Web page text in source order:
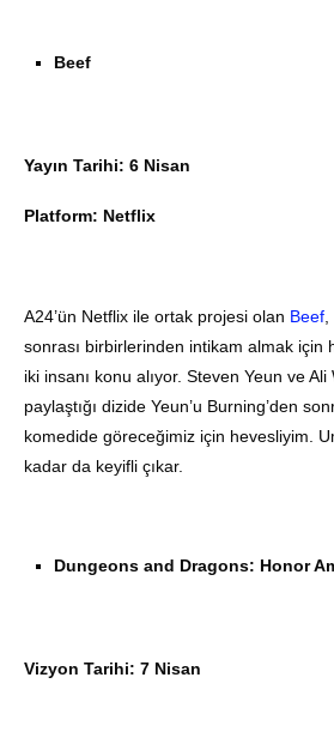
Beef
Yayın Tarihi: 6 Nisan
Platform: Netflix
A24’ün Netflix ile ortak projesi olan Beef
sonrası birbirlerinden intikam almak için
iki insanı konu alıyor. Steven Yeun ve
paylaştığı dizide Yeun’u Burning’den
komedide göreceğimiz için hevesliyim.
kadar da keyifli çıkar.
Dungeons and Dragons: Honor
Vizyon Tarihi: 7 Nisan